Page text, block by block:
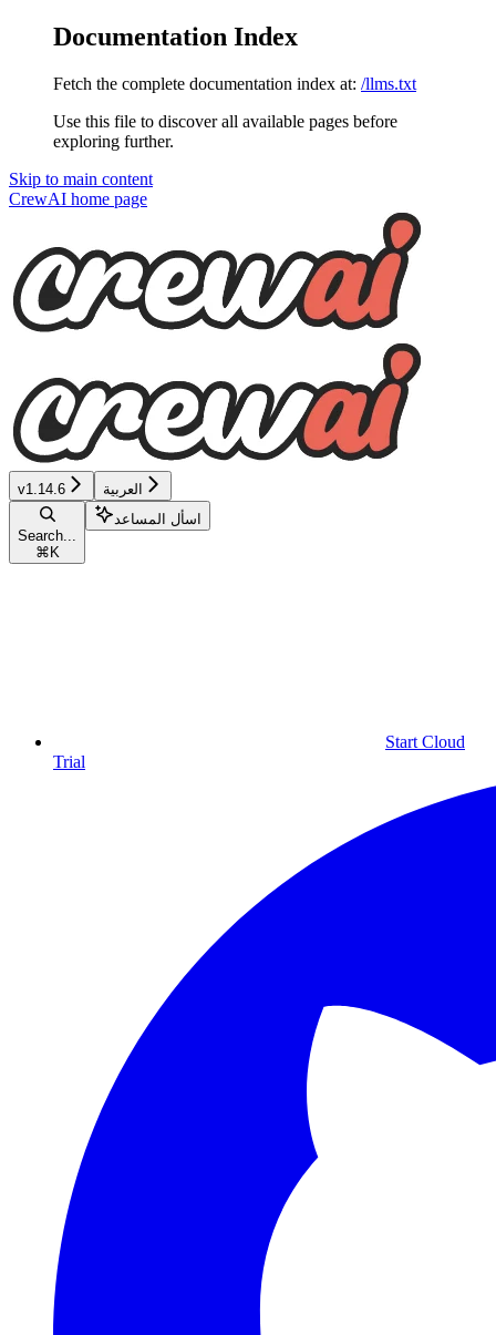
Documentation Index
Fetch the complete documentation index at: /llms.txt
Use this file to discover all available pages before
exploring further.
Skip to main content
CrewAI home page
v1.14.6 العربية
Search...
⌘ K
اسأل المساعد
Start Cloud
Trial